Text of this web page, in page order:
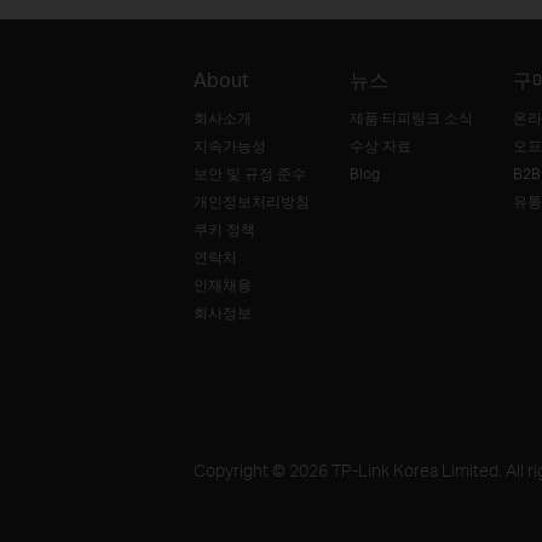
About
회사소개
지속가능성
보안 및 규정 준수
개인정보처리방침
쿠키 정책
연락처
인재채용
회사정보
뉴스
제품·티피링크 소식
수상 자료
Blog
구
온
오
유
Copyright © 2026 TP-Link Korea Limited. All